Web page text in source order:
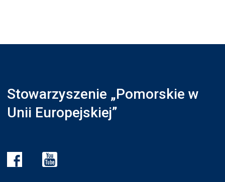
Stowarzyszenie „Pomorskie w
Unii Europejskiej”